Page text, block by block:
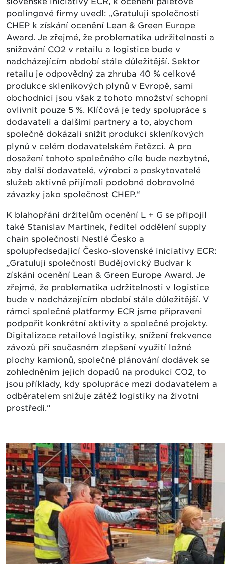
poolingové firmy uvedl: „Gratuluji společnosti
CHEP k získání ocenění Lean & Green Europe
Award. Je zřejmé, že problematika udržitelnosti a
snižování CO2 v retailu a logistice bude v
nadcházejícím období stále důležitější. Sektor
retailu je odpovědný za zhruba 40 % celkové
produkce skleníkových plynů v Evropě, sami
obchodníci jsou však z tohoto množství schopni
ovlivnit pouze 5 %. Klíčová je tedy spolupráce s
dodavateli a dalšími partnery a to, abychom
společně dokázali snížit produkci skleníkových
plynů v celém dodavatelském řetězci. A pro
dosažení tohoto společného cíle bude nezbytné,
aby další dodavatelé, výrobci a poskytovatelé
služeb aktivně přijímali podobné dobrovolné
závazky jako společnost CHEP.“
K blahopřání držitelům ocenění L + G se připojil
také Stanislav Martínek, ředitel oddělení supply
chain společnosti Nestlé Česko a
spolupředsedající Česko-slovenské iniciativy ECR:
„Gratuluji společnosti Budějovický Budvar k
získání ocenění Lean & Green Europe Award. Je
zřejmé, že problematika udržitelnosti v logistice
bude v nadcházejícím období stále důležitější. V
rámci společné platformy ECR jsme připraveni
podpořit konkrétní aktivity a společné projekty.
Digitalizace retailové logistiky, snížení frekvence
závozů při současném zlepšení využití ložné
plochy kamionů, společné plánování dodávek se
zohledněním jejich dopadů na produkci CO2, to
jsou příklady, kdy spolupráce mezi dodavatelem a
odběratelem snižuje zátěž logistiky na životní
prostředí.“